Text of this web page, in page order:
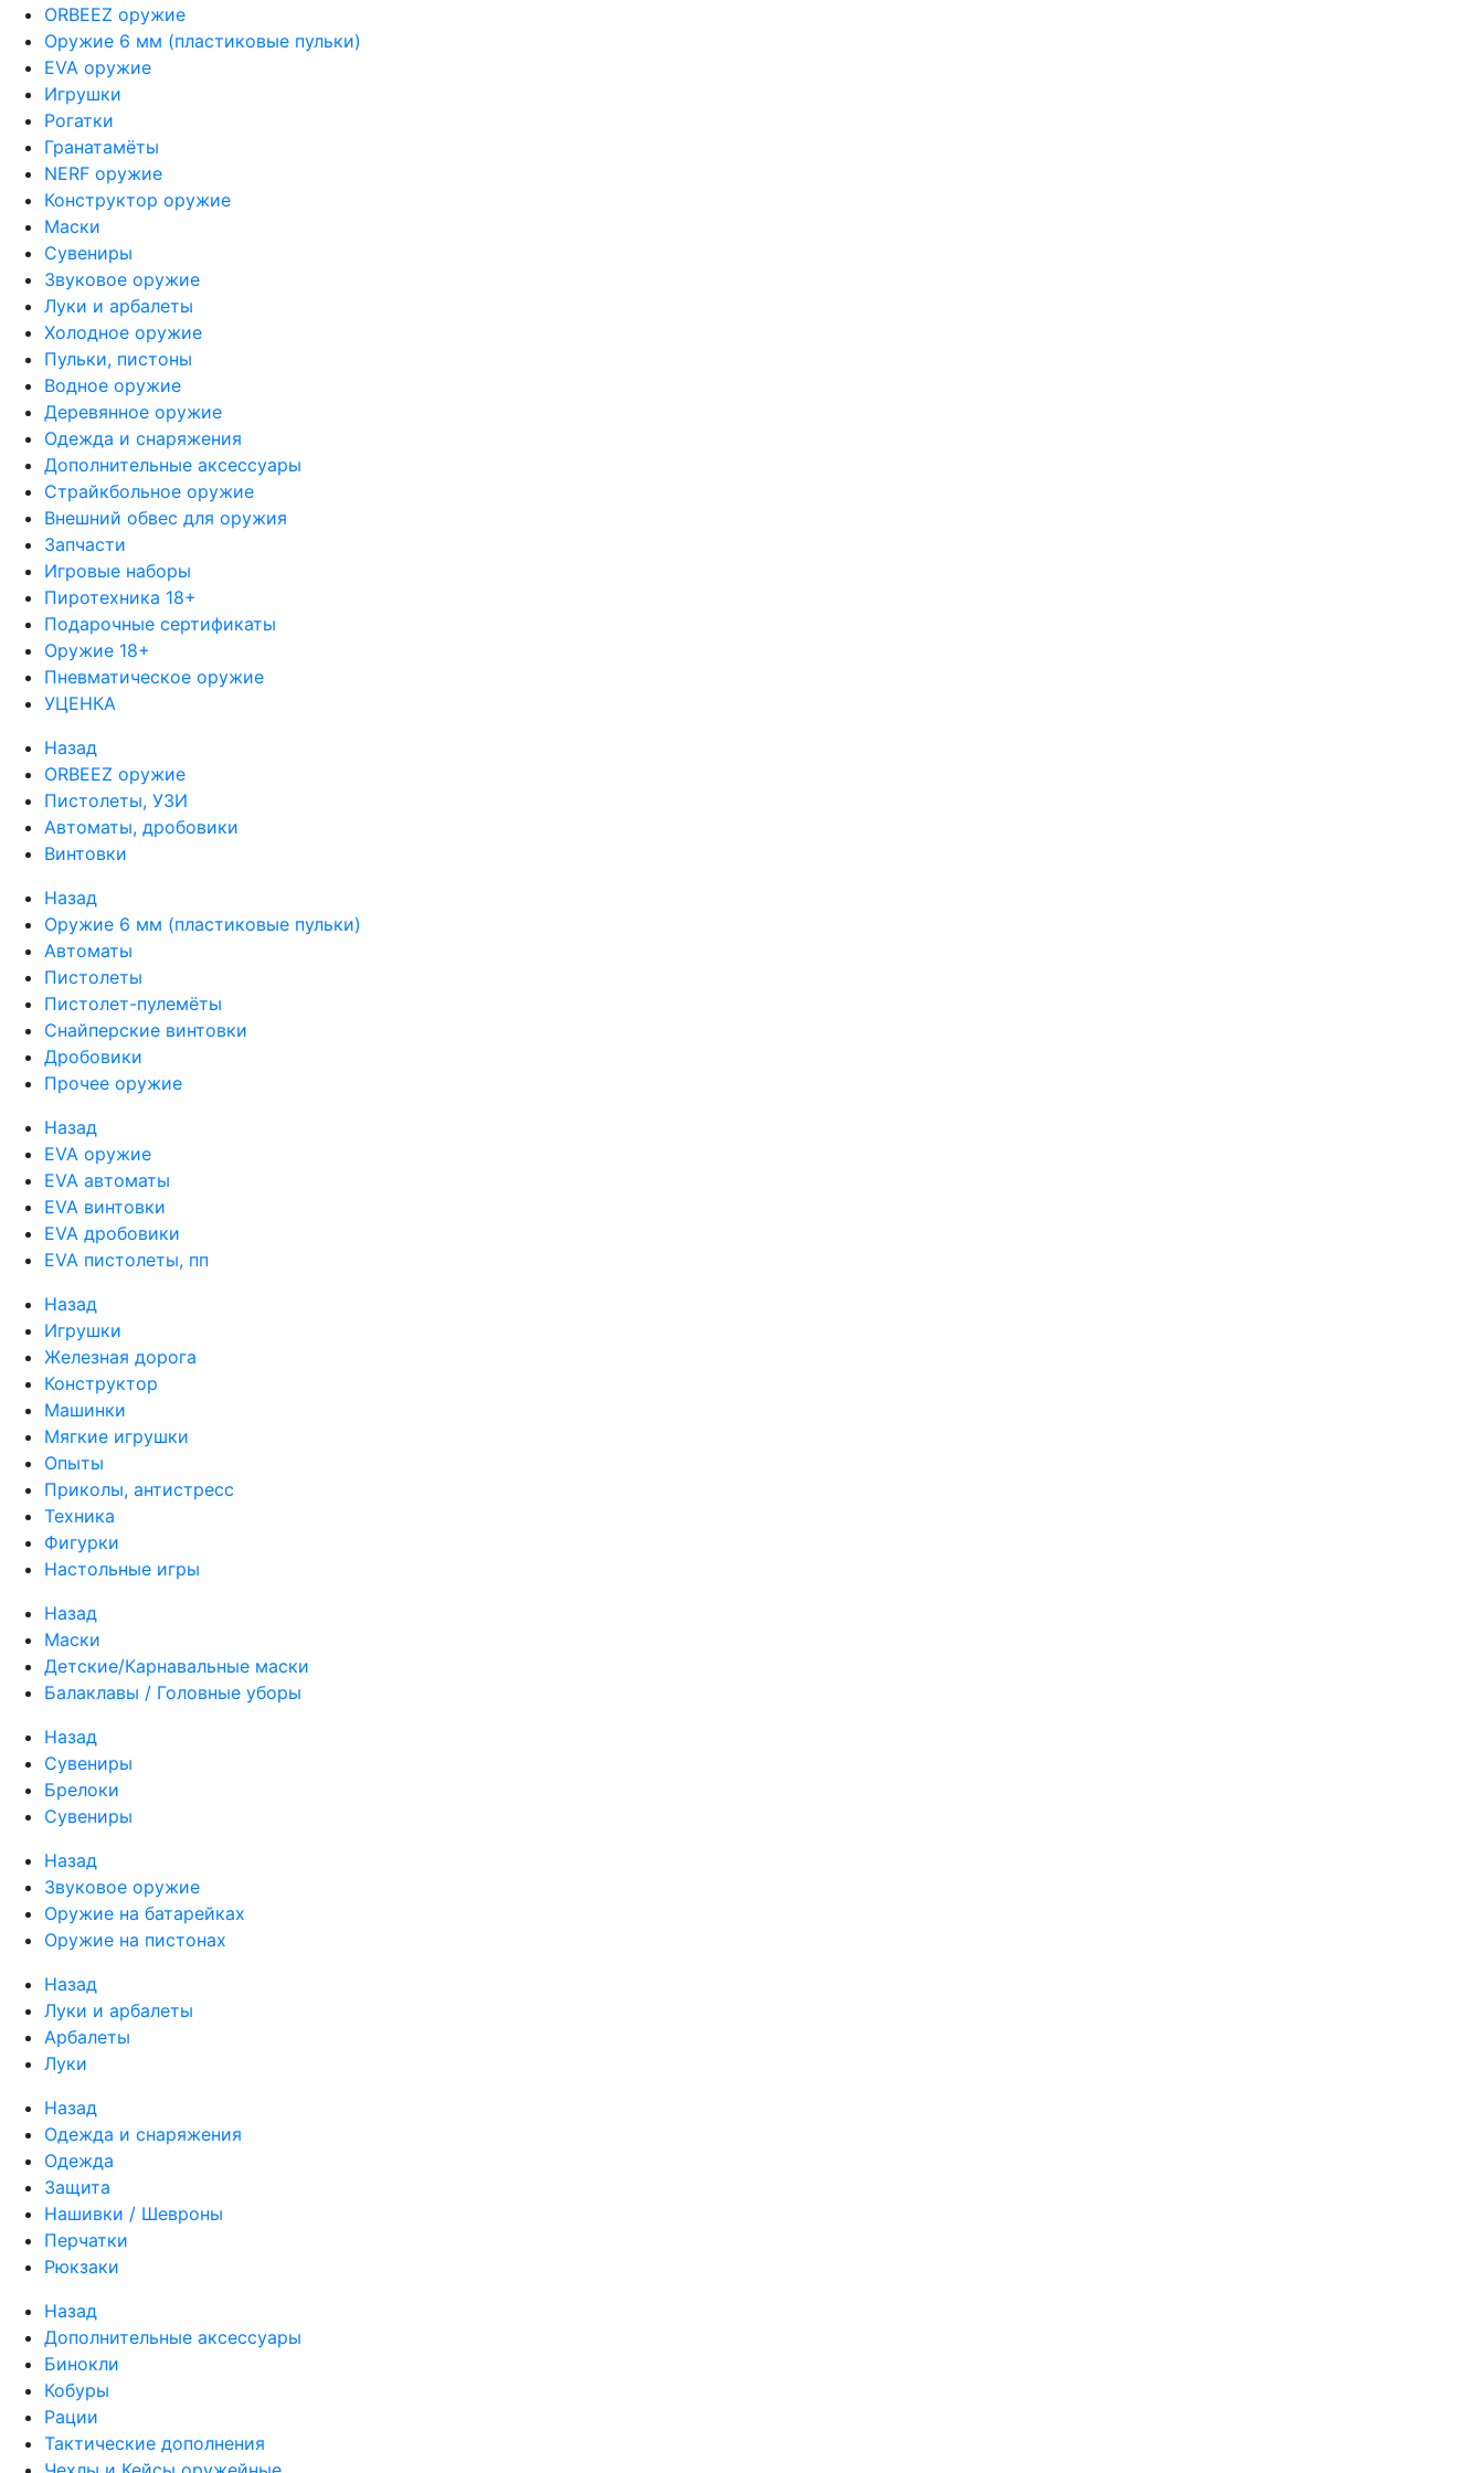
ORBEEZ оружие
Оружие 6 мм (пластиковые пульки)
EVA оружие
Игрушки
Рогатки
Гранатамёты
NERF оружие
Конструктор оружие
Маски
Сувениры
Звуковое оружие
Луки и арбалеты
Холодное оружие
Пульки, пистоны
Водное оружие
Деревянное оружие
Одежда и снаряжения
Дополнительные аксессуары
Страйкбольное оружие
Внешний обвес для оружия
Запчасти
Игровые наборы
Пиротехника 18+
Подарочные сертификаты
Оружие 18+
Пневматическое оружие
УЦЕНКА
Назад
ORBEEZ оружие
Пистолеты, УЗИ
Автоматы, дробовики
Винтовки
Назад
Оружие 6 мм (пластиковые пульки)
Автоматы
Пистолеты
Пистолет-пулемёты
Снайперские винтовки
Дробовики
Прочее оружие
Назад
EVA оружие
EVA автоматы
EVA винтовки
EVA дробовики
EVA пистолеты, пп
Назад
Игрушки
Железная дорога
Конструктор
Машинки
Мягкие игрушки
Опыты
Приколы, антистресс
Техника
Фигурки
Настольные игры
Назад
Маски
Детские/Карнавальные маски
Балаклавы / Головные уборы
Назад
Сувениры
Брелоки
Сувениры
Назад
Звуковое оружие
Оружие на батарейках
Оружие на пистонах
Назад
Луки и арбалеты
Арбалеты
Луки
Назад
Одежда и снаряжения
Одежда
Защита
Нашивки / Шевроны
Перчатки
Рюкзаки
Назад
Дополнительные аксессуары
Бинокли
Кобуры
Рации
Тактические дополнения